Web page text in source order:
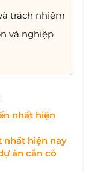
trách nhiệm
và nghiệp
nhất hiện
nhất hiện nay
án cần có